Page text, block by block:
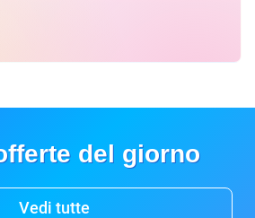
del giorno
Vedi tutte